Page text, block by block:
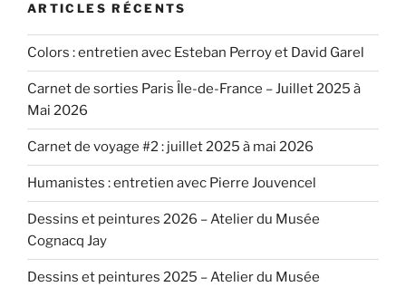
ARTICLES RÉCENTS
Colors : entretien avec Esteban Perroy et David Garel
Carnet de sorties Paris Île-de-France – Juillet 2025 à
Mai 2026
Carnet de voyage #2 : juillet 2025 à mai 2026
Humanistes : entretien avec Pierre Jouvencel
Dessins et peintures 2026 – Atelier du Musée
Cognacq Jay
Dessins et peintures 2025 – Atelier du Musée